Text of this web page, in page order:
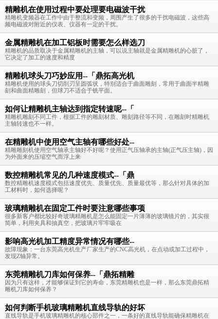
精雕机在使用过程中要处理要电磁波干扰
精雕机变频器在工作中由于整流和变频，周围产生了很多的干扰电磁波，这些高
频电磁波对附近的仪表、仪器有一定的干扰。
金属精雕机在加工铝板时需要怎么样选刀
精雕机的品质取决于金属精雕机的主轴，可以说主轴就是金属精雕机的心脏了，
它决定了加工的速度和精度
精雕机球头刀巧妙应用--「鼎拓高光机
精雕机使用的球头刀切削刃呈圆弧状，特别适合于曲面雕刻，常用于曲面半精雕
刻和曲面精雕刻，但球刀不适合于铣平面。
如何让精雕机主轴达到指定转速呢--「
精雕机雕刻不同工件，根据工件的雕刻材质、雕刻路径等不同，在雕刻时精雕机
主轴转速也不一样。
在精雕机中使用空气主轴有哪些好处--
精雕雕刻机使用空气轴承主轴好不好呢？使用正气压轴承的主轴(正气压主轴)，因
为外面来的压缩空气而浮上来
数控精雕机常见的几种速度模式--「鼎
数控精雕机速度模式包括速度优先、质量优先、质量最优等，那么针对具体的加
工材料时，如何选择呢？
玻璃精雕机在固定工件时要注意哪些事项
很多新客户都比较好奇玻璃精雕机是怎么能固定一片薄薄的玻璃镜片的，其实很
简单，利用夹具和抽真空，把玻璃片牢牢吸在
影响高光机加工精度异常情况有哪些--
故障现象：一台东莞高光机生产厂家生产的CNC高光机，在点动或加工过程中，
发现Z轴异常。
东莞精雕机刀库如何保养--「鼎拓精雕
因为只有这样，才能够保证到它的寿命，东莞精雕机也是一样，那么东莞鼎拓精
雕机刀库如何保养？
如何判断手机玻璃精雕机直线导轨的好坏
直线导轨是手机玻璃精雕机的核心部件之一，一条好的直线导轨能确保精雕机在